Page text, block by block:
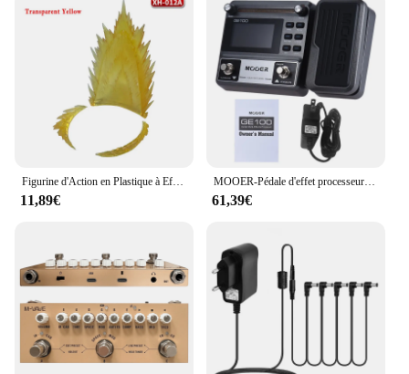
Figurine d'Action en Plastique à Effet de Flamme Bleue, Effet de Rafale, Gaz Spécial, Affichage HG/RG/Sd/SHF, Scène d'Animation
11,89€
MOOER-Pédale d'effet processeur multi-effets GE100 JEPédale d'effet avec réglage d'enregistrement en boucle Tap Tempo balance balance et estimations d'accords sur la fonction
61,39€